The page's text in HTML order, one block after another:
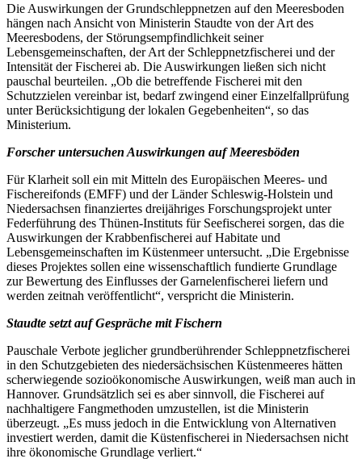
Die Auswirkungen der Grundschleppnetzen auf den Meeresboden
hängen nach Ansicht von Ministerin Staudte von der Art des
Meeresbodens, der Störungsempfindlichkeit seiner
Lebensgemeinschaften, der Art der Schleppnetzfischerei und der
Intensität der Fischerei ab. Die Auswirkungen ließen sich nicht
pauschal beurteilen. „Ob die betreffende Fischerei mit den
Schutzzielen vereinbar ist, bedarf zwingend einer Einzelfallprüfung
unter Berücksichtigung der lokalen Gegebenheiten“, so das
Ministerium.
Forscher untersuchen Auswirkungen auf Meeresböden
Für Klarheit soll ein mit Mitteln des Europäischen Meeres- und
Fischereifonds (EMFF) und der Länder Schleswig-Holstein und
Niedersachsen finanziertes dreijähriges Forschungsprojekt unter
Federführung des Thünen-Instituts für Seefischerei sorgen, das die
Auswirkungen der Krabbenfischerei auf Habitate und
Lebensgemeinschaften im Küstenmeer untersucht. „Die Ergebnisse
dieses Projektes sollen eine wissenschaftlich fundierte Grundlage
zur Bewertung des Einflusses der Garnelenfischerei liefern und
werden zeitnah veröffentlicht“, verspricht die Ministerin.
Staudte setzt auf Gespräche mit Fischern
Pauschale Verbote jeglicher grundberührender Schleppnetzfischerei
in den Schutzgebieten des niedersächsischen Küstenmeeres hätten
scherwiegende sozioökonomische Auswirkungen, weiß man auch in
Hannover. Grundsätzlich sei es aber sinnvoll, die Fischerei auf
nachhaltigere Fangmethoden umzustellen, ist die Ministerin
überzeugt. „Es muss jedoch in die Entwicklung von Alternativen
investiert werden, damit die Küstenfischerei in Niedersachsen nicht
ihre ökonomische Grundlage verliert.“